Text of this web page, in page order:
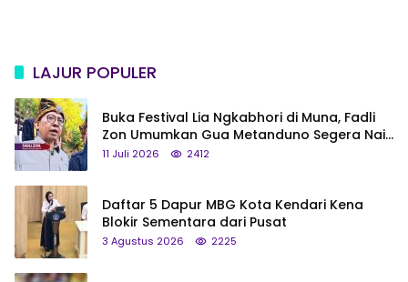
LAJUR POPULER
Buka Festival Lia Ngkabhori di Muna, Fadli
Zon Umumkan Gua Metanduno Segera Naik
Status Jadi Cagar Budaya Nasional
11 Juli 2026 2412
Daftar 5 Dapur MBG Kota Kendari Kena
Blokir Sementara dari Pusat
3 Agustus 2026 2225